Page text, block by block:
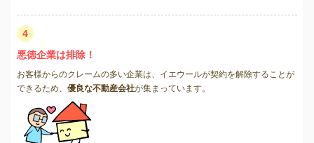
4
悪徳企業は排除！
お客様からのクレームの多い企業は、イエウールが契約を解除することが
できるため、 優良な不動産会社が集まっています。